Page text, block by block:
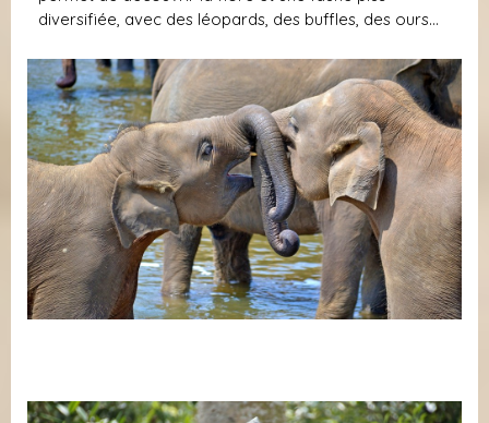
diversifiée, avec des léopards, des buffles, des ours…